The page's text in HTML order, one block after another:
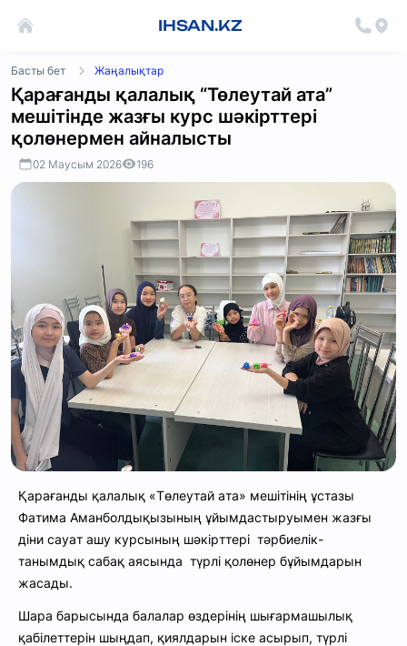
IHSAN.KZ
Басты бет Жаңалықтар
Қарағанды қалалық “Төлеутай ата”
мешітінде жазғы курс шәкірттері
қолөнермен айналысты
02 Маусым 2026 196
Қарағанды қалалық «Төлеутай ата» мешітінің ұстазы
Фатима Аманболдықызының ұйымдастыруымен жазғы
діни сауат ашу курсының шәкірттері тәрбиелік-
танымдық сабақ аясында түрлі қолөнер бұйымдарын
жасады.
Шара барысында балалар өздерінің шығармашылық
қабілеттерін шыңдап, қиялдарын іске асырып, түрлі